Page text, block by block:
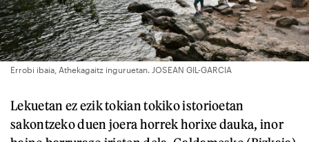
Errobi ibaia, Athekagaitz inguruetan. JOSEAN GIL-GARCIA
Lekuetan ez ezik tokian tokiko istorioetan
sakontzeko duen joera horrek horixe dauka, inor